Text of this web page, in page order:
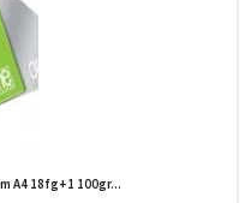
A4 18fg+1 100gr...